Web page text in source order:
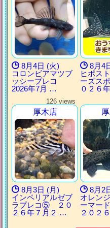
8月4日 (火)
コロンビアマツブ
ッシープレコ
2026年7月 …
8月4
ヒポス
ーズス
０２６
126 views
厚木店
8月3日 (月)
インペリアルゼブ
ラプレコ⑤ ２０
２６年７月２ …
8月2
オレン
ーマー
２０２